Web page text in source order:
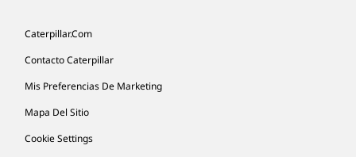
Caterpillar.com
Contacto Caterpillar
Mis Preferencias De Marketing
Mapa Del Sitio
Cookie Settings